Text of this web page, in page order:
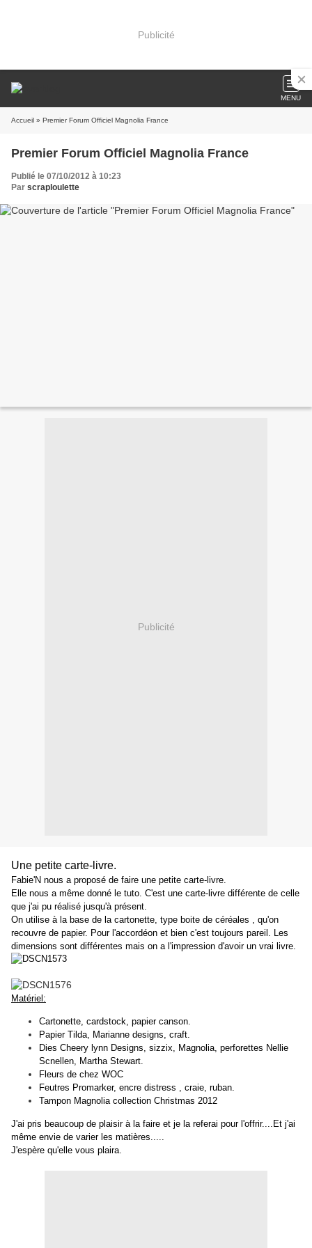
Publicité
MENU
Accueil » Premier Forum Officiel Magnolia France
Premier Forum Officiel Magnolia France
Publié le 07/10/2012 à 10:23
Par scraploulette
Publicité
Une petite carte-livre.
Fabie'N nous a proposé de faire une petite carte-livre.
Elle nous a même donné le tuto. C'est une carte-livre différente de celle
que j'ai pu réalisé jusqu'à présent.
On utilise à la base de la cartonette, type boite de céréales , qu'on
recouvre de papier. Pour l'accordéon et bien c'est toujours pareil. Les
dimensions sont différentes mais on a l'impression d'avoir un vrai livre.
Matériel:
Cartonette, cardstock, papier canson.
Papier Tilda, Marianne designs, craft.
Dies Cheery lynn Designs, sizzix, Magnolia, perforettes Nellie
Scnellen, Martha Stewart.
Fleurs de chez WOC
Feutres Promarker, encre distress , craie, ruban.
Tampon Magnolia collection Christmas 2012
J'ai pris beaucoup de plaisir à la faire et je la referai pour l'offrir....Et j'ai
même envie de varier les matières.....
J'espère qu'elle vous plaira.